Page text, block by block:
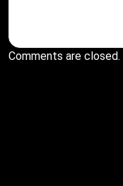
Comments are closed.